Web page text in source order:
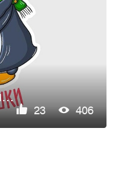
Иллюстрации "Новый год"
23 406